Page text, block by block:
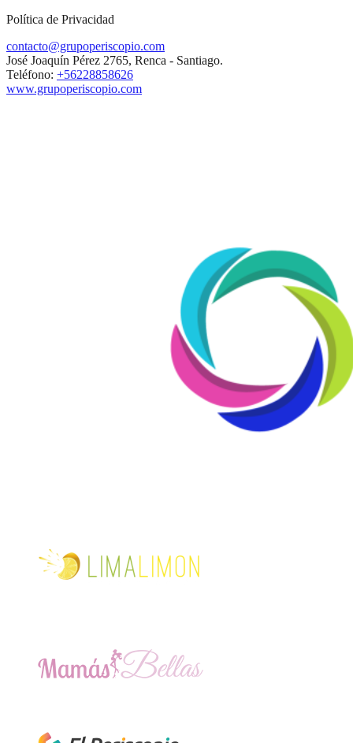
Política de Privacidad
contacto@grupoperiscopio.com
José Joaquín Pérez 2765, Renca - Santiago.
Teléfono: +56228858626
www.grupoperiscopio.com